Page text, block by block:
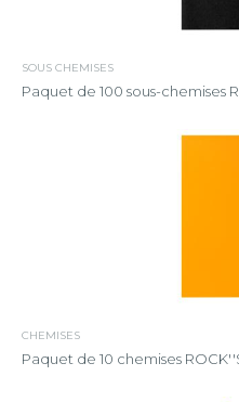
SOUS CHEMISES
Paquet de 100 sous-chemises
CHEMISES
Paquet de 10 chemises